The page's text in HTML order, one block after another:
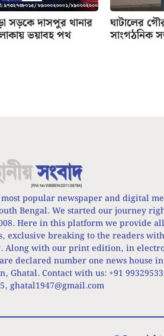
সড়কে দাসপুর থানার
ভয়াবহ পথ
ঘাটালের
সাংগঠনিক
popular newspaper and digital
Bengal. We started our journey
Here in this platform we provide
exclusive breaking to the readers
Along with our print edition, in
declared number one news house
Ghatal. Contact with us: +91
ghatal1947@gmail.com